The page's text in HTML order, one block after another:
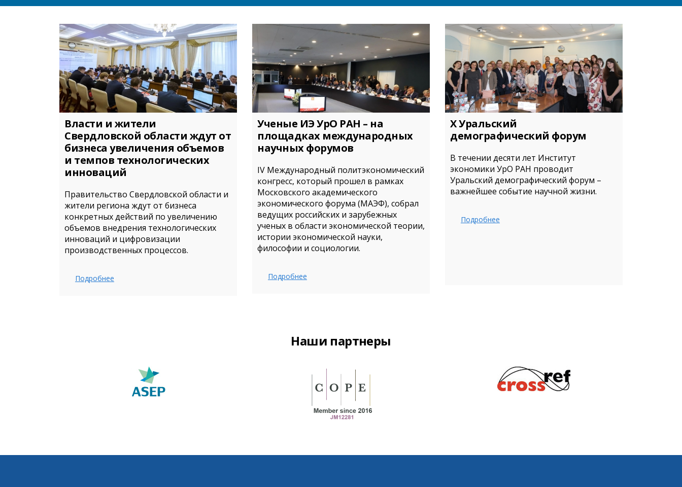
Власти и жители
Свердловской области ждут от
бизнеса увеличения объемов
и темпов технологических
инноваций
Правительство Свердловской области и
жители региона ждут от бизнеса
конкретных действий по увеличению
объемов внедрения технологических
инноваций и цифровизации
производственных процессов.
Подробнее
Ученые ИЭ УрО РАН – на
площадках международных
научных форумов
IV Международный политэкономический
конгресс, который прошел в рамках
Московского академического
экономического форума (МАЭФ), собрал
ведущих российских и зарубежных
ученых в области экономической теории,
истории экономической науки,
философии и социологии.
Подробнее
X Уральский
демографический форум
В течении десяти лет Институт
экономики УрО РАН проводит
Уральский демографический форум –
важнейшее событие научной жизни.
Подробнее
Наши партнеры